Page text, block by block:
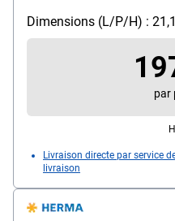
/ 4 paquets de notes
livraison : 1 lot de
dans une boîte en carton
Dimensions (L/P/H) :
par
Livraison directe par service
livraison